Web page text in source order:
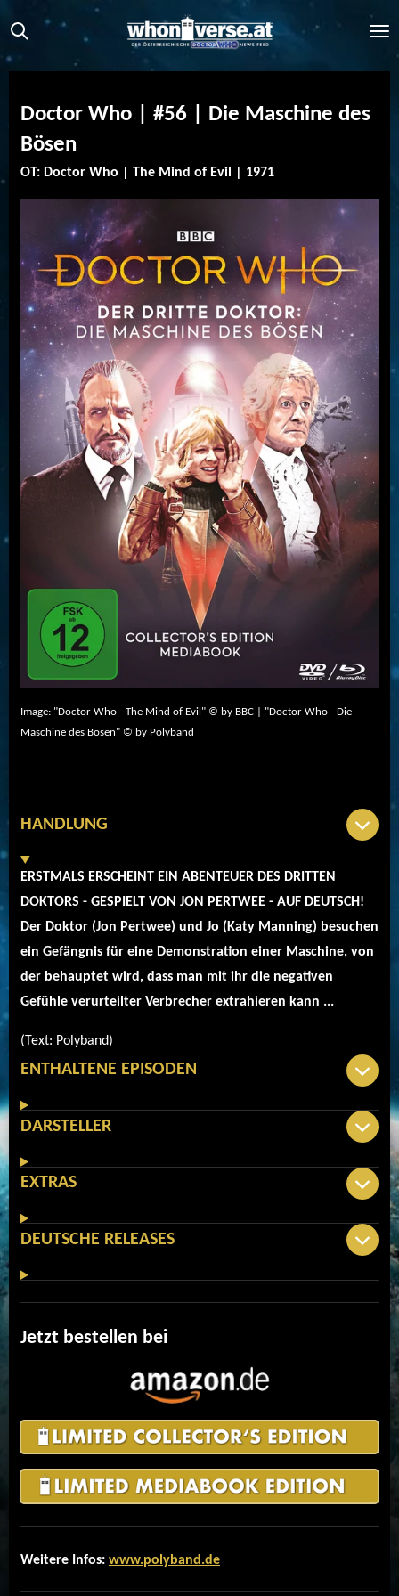
Zum
Hauptinhalt
springen
Doctor Who | #56 | Die Maschine des
Bösen
OT: Doctor Who | The Mind of Evil | 1971
Image: "Doctor Who - The Mind of Evil" © by BBC | "Doctor Who - Die
Maschine des Bösen" © by Polyband
HANDLUNG
ERSTMALS ERSCHEINT EIN ABENTEUER DES DRITTEN
DOKTORS - GESPIELT VON JON PERTWEE - AUF DEUTSCH!
Der Doktor (Jon Pertwee) und Jo (Katy Manning) besuchen
ein Gefängnis für eine Demonstration einer Maschine, von
der behauptet wird, dass man mit ihr die negativen
Gefühle verurteilter Verbrecher extrahieren kann ...
(Text: Polyband)
ENTHALTENE EPISODEN
DARSTELLER
EXTRAS
DEUTSCHE RELEASES
Jetzt bestellen bei
Weitere Infos: www.polyband.de